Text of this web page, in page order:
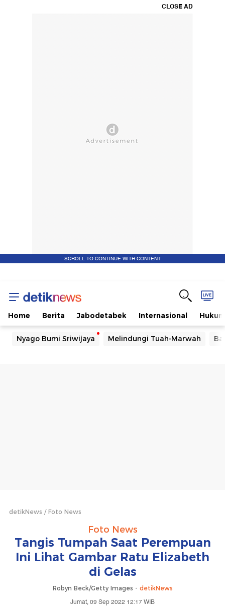
CLOSE AD
SCROLL TO CONTINUE WITH CONTENT
Home Berita Jabodetabek Internasional Hukum
Nyago Bumi Sriwijaya Melindungi Tuah-Marwah
detikNews Foto News
Foto News
Tangis Tumpah Saat Perempuan
Ini Lihat Gambar Ratu Elizabeth
di Gelas
Robyn Beck/Getty Images - detikNews
Jumat, 09 Sep 2022 12:17 WIB